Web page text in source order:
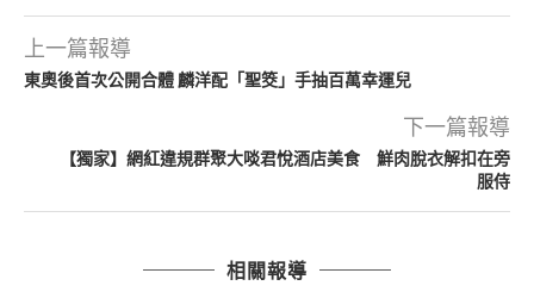
上一篇報導
東奧後首次公開合體 麟洋配「聖筊」手抽百萬幸運兒
下一篇報導
【獨家】網紅違規群聚大啖君悅酒店美食 鮮肉脫衣解扣在旁
服侍
相關報導